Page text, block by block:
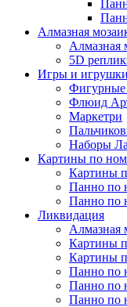
Алмазная
Алмазная
5D
Игры и игрушки
Фигурные
Флюид
Маркетри
Наборы
Картины по
Картины
Панно по
Панно по
Ликвидация
Алмазная
Картины
Картины
Панно по
Панно по
Панно по